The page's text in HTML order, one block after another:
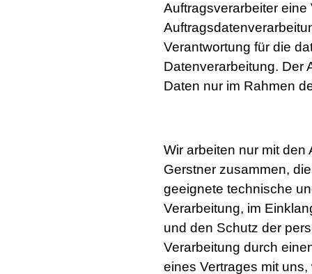
Auftragsverarbeiter
Verantwortung für die
Datenverarbeitung. Der
Daten nur im Rahmen
Wir arbeiten nur mit
Gerstner zusammen,
geeignete technische
Verarbeitung, im
und den Schutz der
Verarbeitung durch
eines Vertrages mit